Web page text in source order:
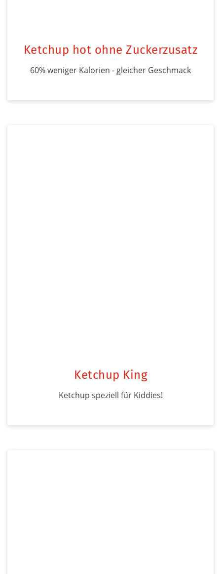
Ketchup hot ohne Zuckerzusatz
60% weniger Kalorien - gleicher Geschmack
Ketchup King
Ketchup speziell für Kiddies!